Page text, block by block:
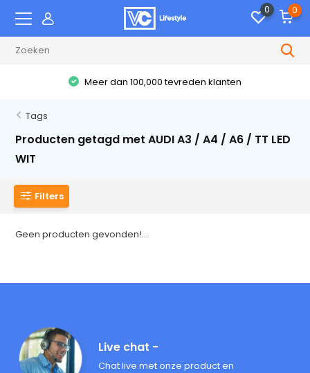
0 0
Meer dan 100,000 tevreden klanten
Tags
Producten getagd met AUDI A3 / A4 / A6 / TT LED
WIT
Filters
Geen producten gevonden!...
Live chat -
Chat live met onze product en